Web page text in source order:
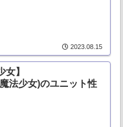
2023.08.15
女】
法少女)のユニット性